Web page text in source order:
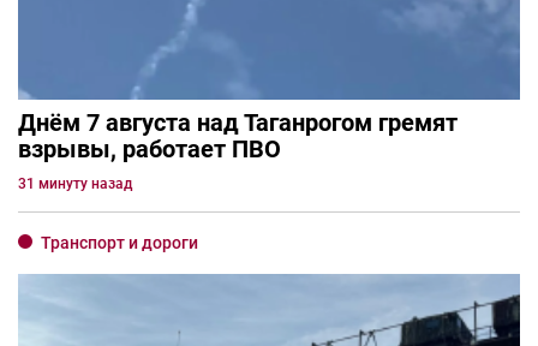
Днём 7 августа над Таганрогом гремят
взрывы, работает ПВО
31 минуту назад
Транспорт и дороги